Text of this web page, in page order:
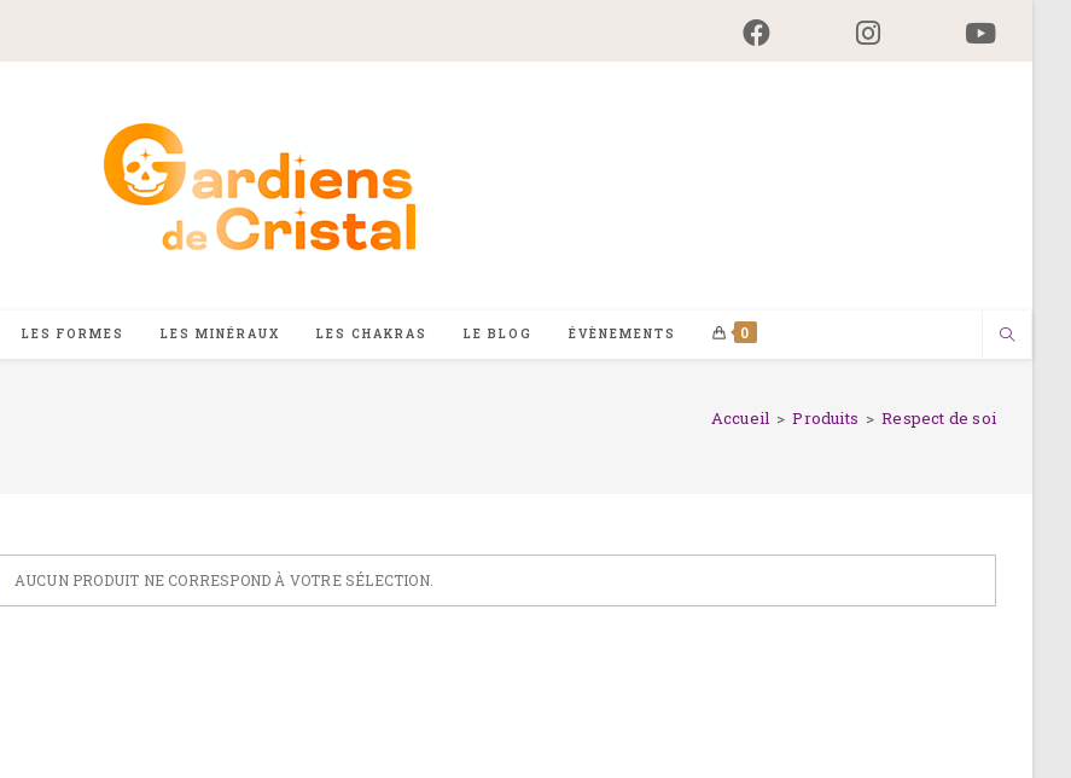
LES FORMES LES MINÉRAUX LES CHAKRAS LE BLOG ÉVÈNEMENTS 0
Accueil > Produits > Respect de soi
AUCUN PRODUIT NE CORRESPOND À VOTRE SÉLECTION.